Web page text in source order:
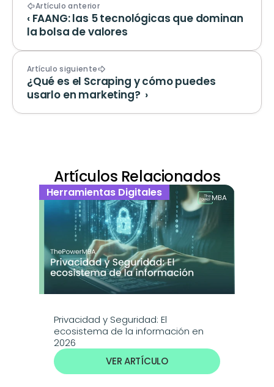
Artículo anterior
‹ FAANG: las 5 tecnológicas que dominan
la bolsa de valores
Artículo siguiente
¿Qué es el Scraping y cómo puedes
usarlo en marketing?  ›
Artículos Relacionados
Herramientas Digitales
Privacidad y Seguridad: El
ecosistema de la información en
2026
VER ARTÍCULO